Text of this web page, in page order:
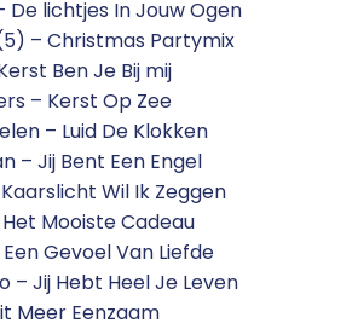
De lichtjes In Jouw Ogen
– Christmas Partymix
Ben Je Bij mij
– Kerst Op Zee
– Luid De Klokken
– Jij Bent Een Engel
Wil Ik Zeggen
Mooiste Cadeau
Gevoel Van Liefde
– Jij Hebt Heel Je Leven
Meer Eenzaam